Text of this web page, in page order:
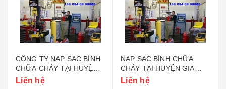
CÔNG TY NẠP SẠC BÌNH
CHỮA CHÁY TẠI HUYỆN
GIA LÂM HÀ NỘI
Liên hệ
NẠP SẠC BÌNH CHỮA
CHÁY TẠI HUYỆN GIA
LÂM HÀ NỘI
Liên hệ